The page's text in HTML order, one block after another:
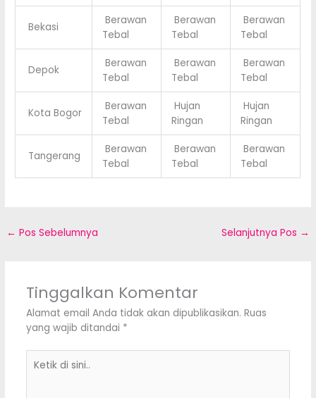
Bekasi
Berawan
Tebal
Berawan
Tebal
Berawan
Tebal
Depok
Berawan
Tebal
Berawan
Tebal
Berawan
Tebal
Kota Bogor
Berawan
Tebal
Hujan
Ringan
Hujan
Ringan
Tangerang
Berawan
Tebal
Berawan
Tebal
Berawan
Tebal
← Pos Sebelumnya Selanjutnya Pos →
Tinggalkan Komentar
Alamat email Anda tidak akan dipublikasikan. Ruas
yang wajib ditandai *